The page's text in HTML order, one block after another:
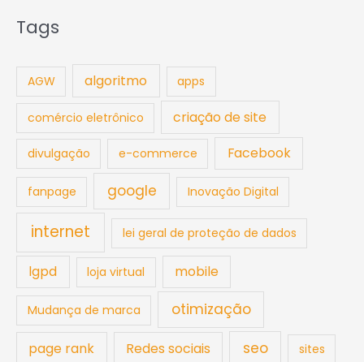
Tags
AGW algoritmo apps
comércio eletrônico criação de site
divulgação e-commerce Facebook
fanpage google Inovação Digital
internet lei geral de proteção de dados
lgpd loja virtual mobile
Mudança de marca otimização
page rank Redes sociais seo sites